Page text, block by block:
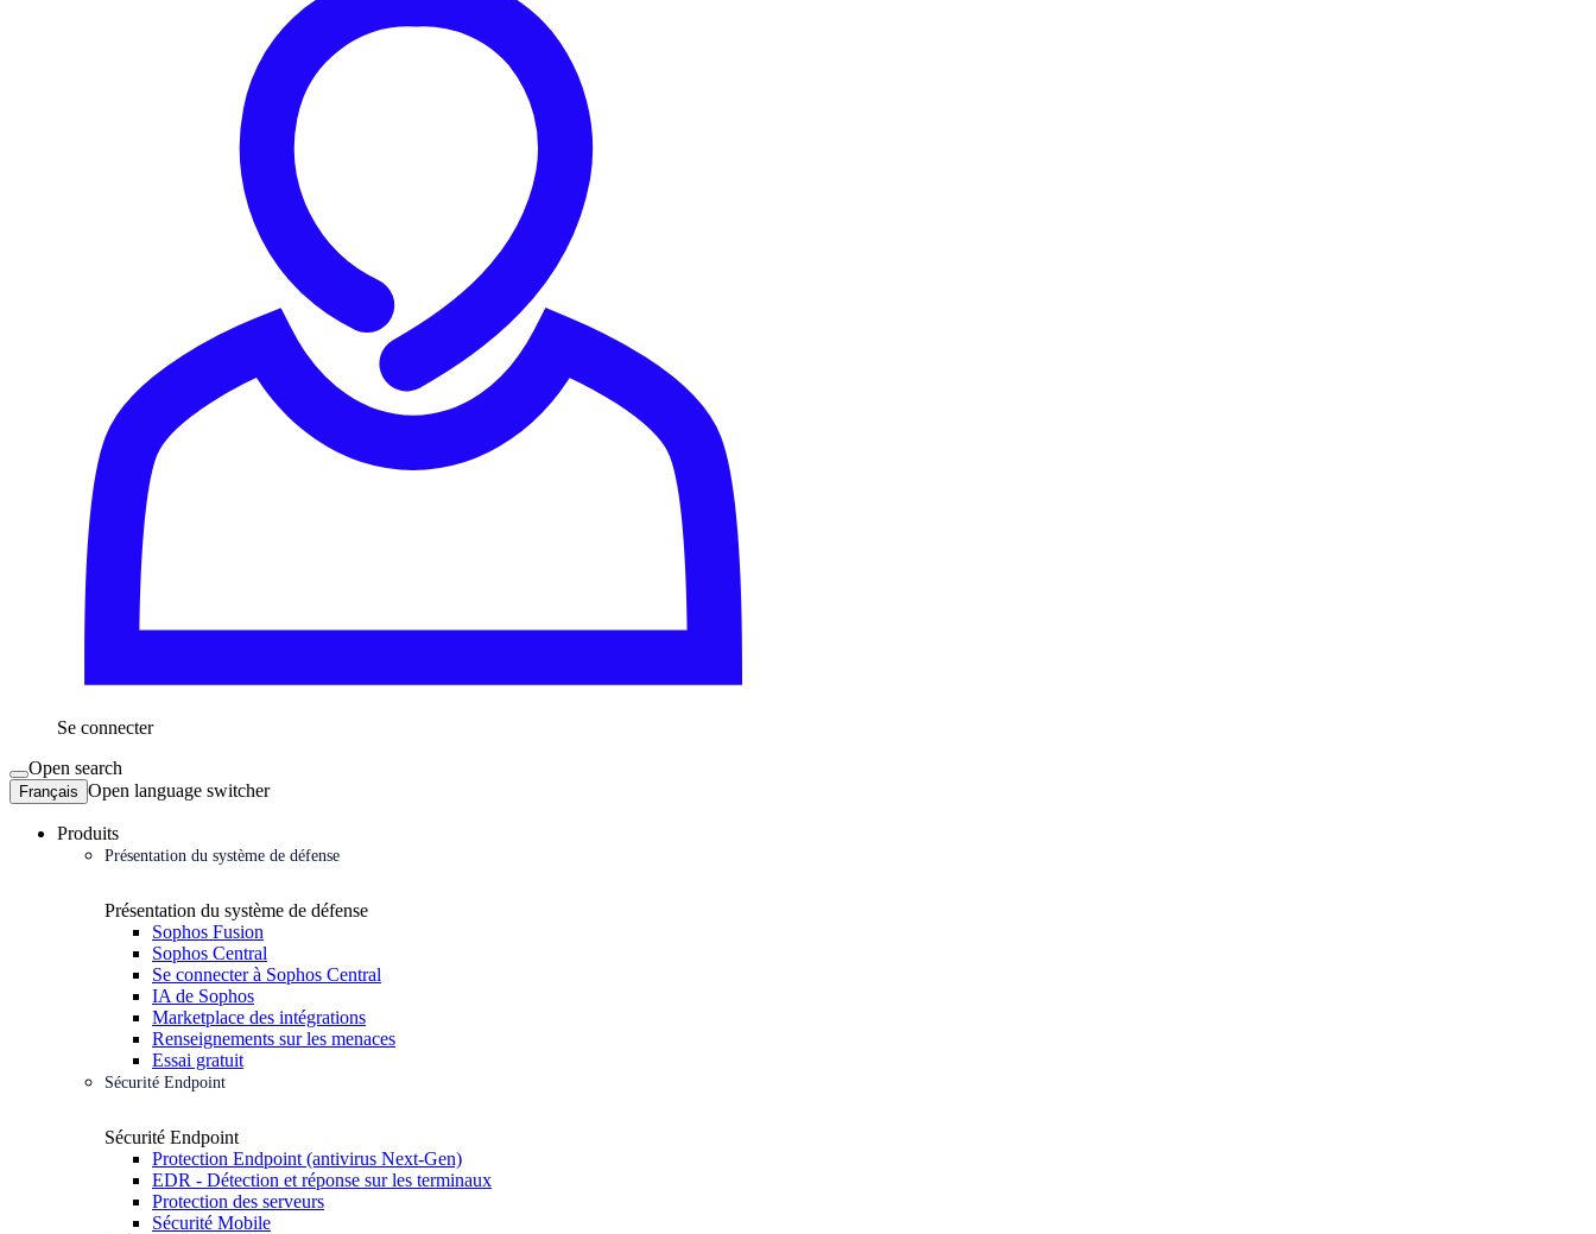
Se connecter
Open search
Français Open language switcher
Produits
Présentation du système de défense
Présentation du système de défense
Sophos Fusion
Sophos Central
Se connecter à Sophos Central
IA de Sophos
Marketplace des intégrations
Renseignements sur les menaces
Essai gratuit
Sécurité Endpoint
Sécurité Endpoint
Protection Endpoint (antivirus Next-Gen)
EDR - Détection et réponse sur les terminaux
Protection des serveurs
Sécurité Mobile